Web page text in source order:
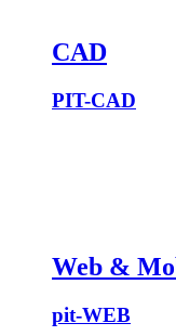
CAD
PIT-CAD
Web &
pit-WEB